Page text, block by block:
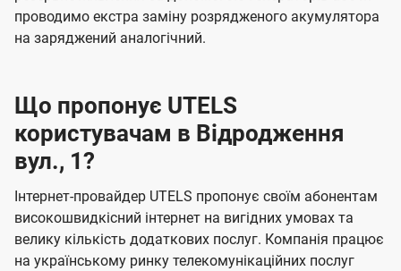
проводимо екстра заміну розрядженого акумулятора
на заряджений аналогічний.
Що пропонує UTELS
користувачам в Відродження
вул., 1?
Інтернет-провайдер UTELS пропонує своїм абонентам
високошвидкісний інтернет на вигідних умовах та
велику кількість додаткових послуг. Компанія працює
на українському ринку телекомунікаційних послуг